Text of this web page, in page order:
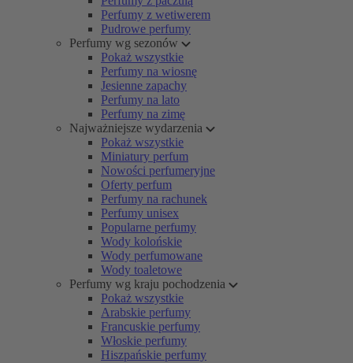
Perfumy z wetiwerem
Pudrowe perfumy
Perfumy wg sezonów
Pokaż wszystkie
Perfumy na wiosnę
Jesienne zapachy
Perfumy na lato
Perfumy na zimę
Najważniejsze wydarzenia
Pokaż wszystkie
Miniatury perfum
Nowości perfumeryjne
Oferty perfum
Perfumy na rachunek
Perfumy unisex
Popularne perfumy
Wody kolońskie
Wody perfumowane
Wody toaletowe
Perfumy wg kraju pochodzenia
Pokaż wszystkie
Arabskie perfumy
Francuskie perfumy
Włoskie perfumy
Hiszpańskie perfumy